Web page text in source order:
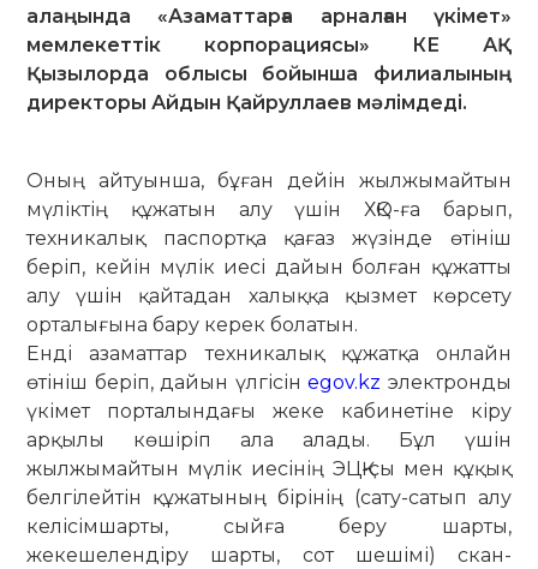
алаңында «Азаматтарға арналған үкімет»
мемлекеттік корпорациясы» КЕ АҚ
Қызылорда облысы бойынша филиалының
директоры Айдын Қайруллаев мәлімдеді.
Оның айтуынша, бұған дейін жылжымайтын
мүліктің құжатын алу үшін ХҚО-ға барып,
техникалық паспортқа қағаз жүзінде өтініш
беріп, кейін мүлік иесі дайын болған құжатты
алу үшін қайтадан халыққа қызмет көрсету
орталығына бару керек болатын.
Енді азаматтар техникалық құжатқа онлайн
өтініш беріп, дайын үлгісінegov.kz электронды
үкімет порталындағы жеке кабинетіне кіру
арқылы көшіріп ала алады. Бұл үшін
жылжымайтын мүлік иесінің ЭЦҚ-сы мен құқық
белгілейтін құжатының бірінің (сату-сатып алу
келісімшарты, сыйға беру шарты,
жекешелендіру шарты, сот шешімі) скан-